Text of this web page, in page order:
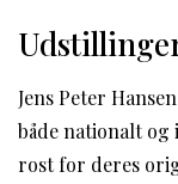
Jens Peter
både nationalt
rost for deres